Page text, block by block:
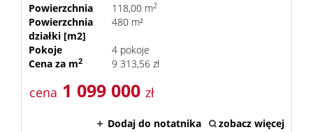
Powierzchnia
118,00 m2
Powierzchnia
działki [m2]
480 m²
Pokoje
4 pokoje
Cena za m2 9 313,56 zł
cena 1 099 000 zł
Dodaj do notatnika zobacz więcej